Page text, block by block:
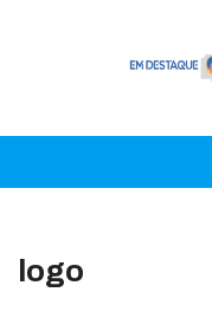
logo